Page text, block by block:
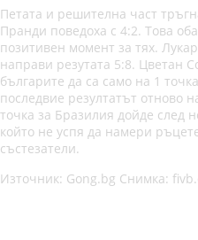
Петата и решителна част
Пранди поведоха с 4:2. Това
позитивен момент за тях.
направи резутата 5:8. Цветан
българите да са само на 1
последвие резултатът отново
точка за Бразилия дойде след
който не успя да намери
състезатели.
Източник: Gong.bg Снимка: